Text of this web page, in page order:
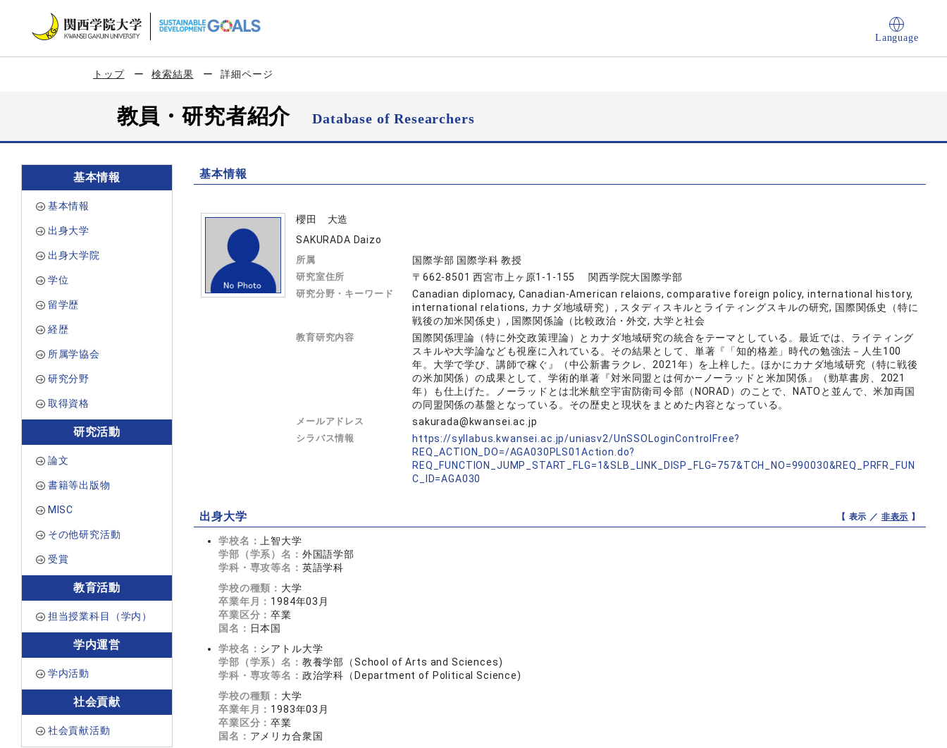
Language
トップ 検索結果 詳細ページ
教員・研究者紹介Database of Researchers
基本情報
基本情報
出身大学
出身大学院
学位
留学歴
経歴
所属学協会
研究分野
取得資格
研究活動
論文
書籍等出版物
MISC
その他研究活動
受賞
教育活動
担当授業科目（学内）
学内運営
学内活動
社会貢献
社会貢献活動
基本情報
櫻田 大造
SAKURADA Daizo
所属 国際学部 国際学科 教授
研究室住所 〒662-8501 西宮市上ヶ原1-1-155 関西学院大国際学部
研究分野・キーワード
Canadian diplomacy, Canadian-American relaions, comparative foreign policy, international history,
international relations, カナダ地域研究）, スタディスキルとライティングスキルの研究, 国際関係史（特に
戦後の加米関係史）, 国際関係論（比較政治・外交, 大学と社会
教育研究内容
国際関係理論（特に外交政策理論）とカナダ地域研究の統合をテーマとしている。最近では、ライティング
スキルや大学論なども視座に入れている。その結果として、単著『「知的格差」時代の勉強法－人生100
年。大学で学び、講師で稼ぐ』（中公新書ラクレ、2021年）を上梓した。ほかにカナダ地域研究（特に戦後
の米加関係）の成果として、学術的単著『対米同盟とは何か―ノーラッドと米加関係』（勁草書房、2021
年）も仕上げた。ノーラッドとは北米航空宇宙防衛司令部（NORAD）のことで、NATOと並んで、米加両国
の同盟関係の基盤となっている。その歴史と現状をまとめた内容となっている。
メールアドレス sakurada@kwansei.ac.jp
シラバス情報
https://syllabus.kwansei.ac.jp/uniasv2/UnSSOLoginControlFree?
REQ_ACTION_DO=/AGA030PLS01Action.do?
REQ_FUNCTION_JUMP_START_FLG=1&SLB_LINK_DISP_FLG=757&TCH_NO=990030&REQ_PRFR_FUN
C_ID=AGA030
出身大学 【 表示 ／ 非表示 】
学校名：
上智大学
学部（学系）名： 外国語学部
学科・専攻等名： 英語学科
学校の種類： 大学
卒業年月： 1984年03月
卒業区分：卒業
国名： 日本国
学校名： シアトル大学
学部（学系）名： 教養学部（School of Arts and Sciences)
学科・専攻等名： 政治学科（Department of Political Science)
学校の種類： 大学
卒業年月： 1983年03月
卒業区分：卒業
国名： アメリカ合衆国